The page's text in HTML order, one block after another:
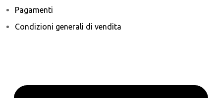
Pagamenti
Condizioni generali di vendita